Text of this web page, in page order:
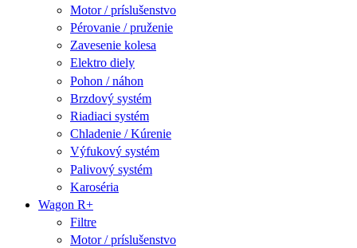
Motor / príslušenstvo
Pérovanie / pruženie
Zavesenie kolesa
Elektro diely
Pohon / náhon
Brzdový systém
Riadiaci systém
Chladenie / Kúrenie
Výfukový systém
Palivový systém
Karoséria
Wagon R+
Filtre
Motor / príslušenstvo